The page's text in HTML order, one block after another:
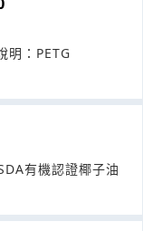
明：PETG
有機認證椰子油